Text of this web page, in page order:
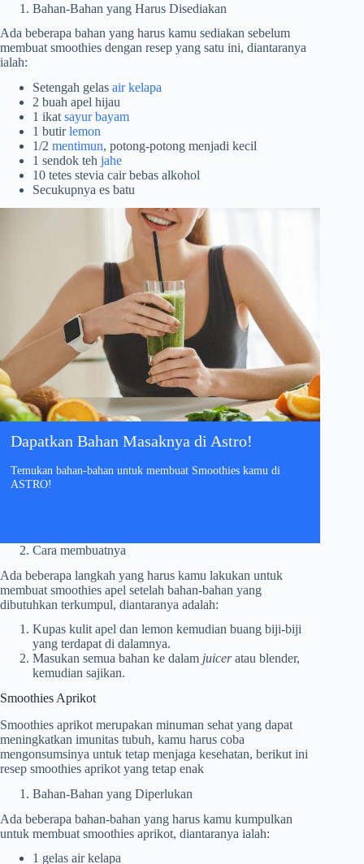
Bahan-Bahan yang Harus Disediakan
Ada beberapa bahan yang harus kamu sediakan sebelum
membuat smoothies dengan resep yang satu ini, diantaranya
ialah:
Setengah gelas air kelapa
2 buah apel hijau
1 ikat sayur bayam
1 butirlemon
1/2 mentimun, potong-potong menjadi kecil
1 sendok teh jahe
10 tetes stevia cair bebas alkohol
Secukupnya es batu
Dapatkan Bahan Masaknya di Astro!
Temukan bahan-bahan untuk membuat Smoothies kamu di
ASTRO!
Cara membuatnya
Ada beberapa langkah yang harus kamu lakukan untuk
membuat smoothies apel setelah bahan-bahan yang
dibutuhkan terkumpul, diantaranya adalah:
Kupas kulit apel dan lemon kemudian buang biji-biji
yang terdapat di dalamnya.
Masukan semua bahan ke dalam juiceratau blender,
kemudian sajikan.
Smoothies Aprikot
Smoothies aprikot merupakan minuman sehat yang dapat
meningkatkan imunitas tubuh, kamu harus coba
mengonsumsinya untuk tetap menjaga kesehatan, berikut ini
resep smoothies aprikot yang tetap enak
Bahan-Bahan yang Diperlukan
Ada beberapa bahan-bahan yang harus kamu kumpulkan
untuk membuat smoothies aprikot, diantaranya ialah:
1 gelas air kelapa